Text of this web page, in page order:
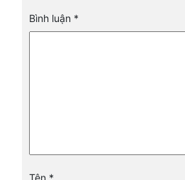
Bình luận *